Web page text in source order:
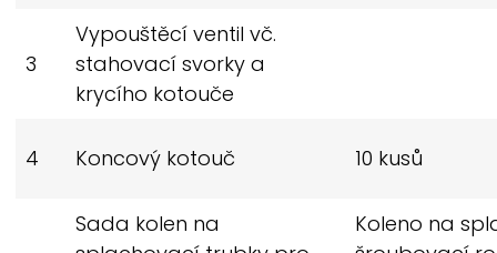
3
Vypouštěcí ventil vč.
stahovací svorky a
krycího kotouče
4 Koncový kotouč 10 kusů
Sada kolen na
Koleno na